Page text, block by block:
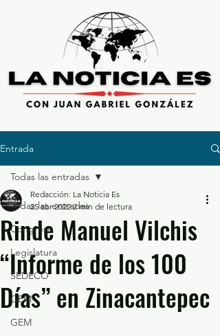
Entrada
Todas las entradas
Congreso
Legislatura
SEDECO
GEM
GEM
Todas las entradas
Rinde Manuel Vilchis
“Informe de los 100
Días” en Zinacantepec
Redacción: La Noticia Es
25 abr 2022 2 min de lectura